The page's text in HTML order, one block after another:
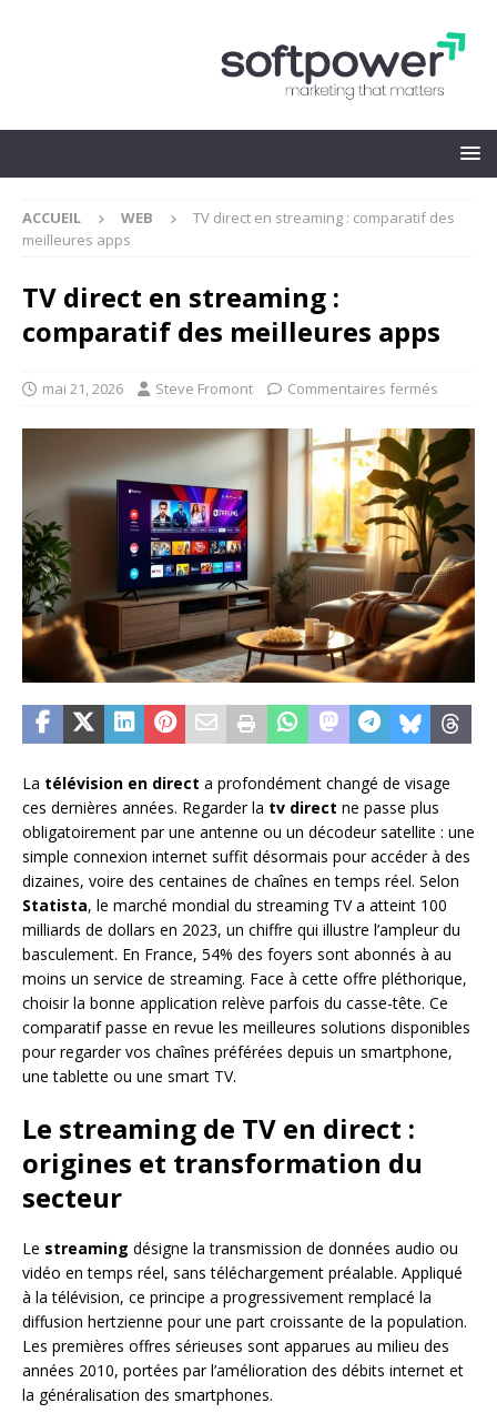
ACCUEIL WEB
TV direct en streaming : comparatif des
meilleures apps
TV direct en streaming :
comparatif des meilleures apps
mai 21, 2026 Steve Fromont Commentaires fermés
La télévision en direct a profondément changé de visage
ces dernières années. Regarder la tv direct ne passe plus
obligatoirement par une antenne ou un décodeur satellite : une
simple connexion internet suffit désormais pour accéder à des
dizaines, voire des centaines de chaînes en temps réel. Selon
Statista, le marché mondial du streaming TV a atteint 100
milliards de dollars en 2023, un chiffre qui illustre l’ampleur du
basculement. En France, 54% des foyers sont abonnés à au
moins un service de streaming. Face à cette offre pléthorique,
choisir la bonne application relève parfois du casse-tête. Ce
comparatif passe en revue les meilleures solutions disponibles
pour regarder vos chaînes préférées depuis un smartphone,
une tablette ou une smart TV.
Le streaming de TV en direct :
origines et transformation du
secteur
Le streaming désigne la transmission de données audio ou
vidéo en temps réel, sans téléchargement préalable. Appliqué
à la télévision, ce principe a progressivement remplacé la
diffusion hertzienne pour une part croissante de la population.
Les premières offres sérieuses sont apparues au milieu des
années 2010, portées par l’amélioration des débits internet et
la généralisation des smartphones.